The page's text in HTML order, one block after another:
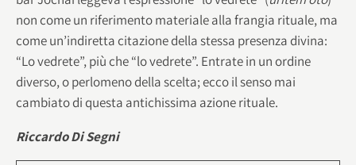
non come un riferimento materiale alla frangia rituale, ma
come un’indiretta citazione della stessa presenza divina:
“Lo vedrete”, più che “lo vedrete”. Entrate in un ordine
diverso, o perlomeno della scelta; ecco il senso mai
cambiato di questa antichissima azione rituale.
Riccardo Di Segni